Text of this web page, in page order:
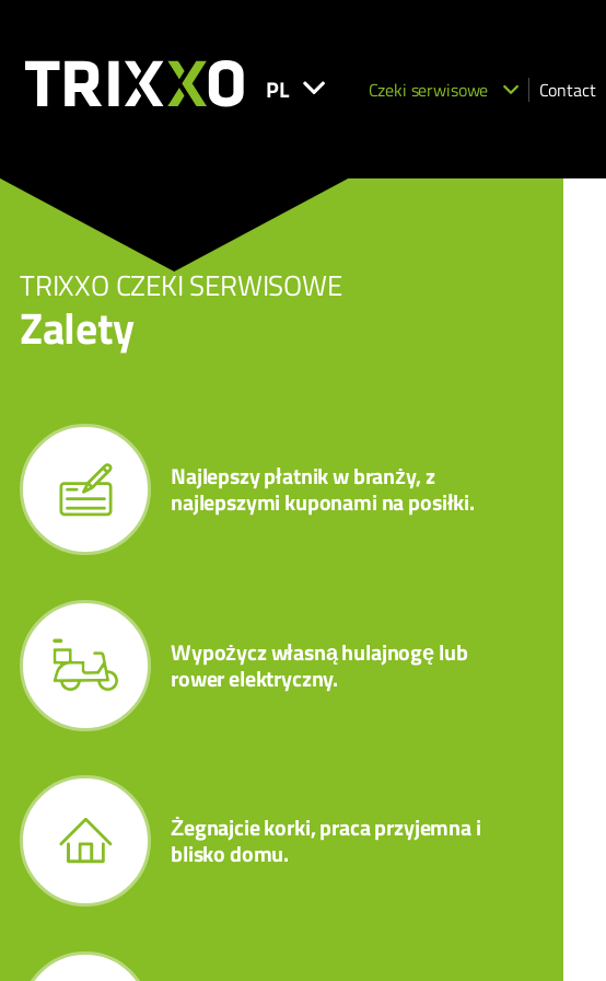
PL Czeki serwisowe Contact
TRIXXO CZEKI SERWISOWE
Zalety
Najlepszy płatnik w branży, z
najlepszymi kuponami na posiłki.
Wypożycz własną hulajnogę lub
rower elektryczny.
Żegnajcie korki, praca przyjemna i
blisko domu.